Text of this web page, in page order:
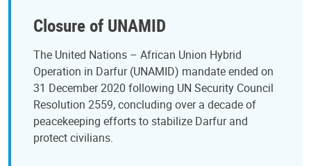
Closure of UNAMID
The United Nations – African Union Hybrid
Operation in Darfur (UNAMID) mandate ended on
31 December 2020 following UN Security Council
Resolution 2559, concluding over a decade of
peacekeeping efforts to stabilize Darfur and
protect civilians.